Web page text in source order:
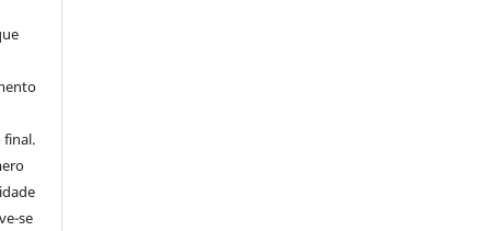
final.
se